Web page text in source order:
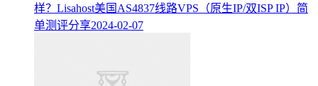
样？Lisahost美国AS4837线路VPS（原生IP/双ISP IP）简
单测评分享2024-02-07